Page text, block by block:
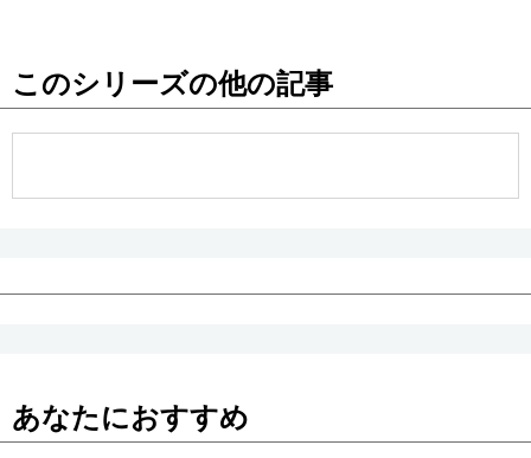
このシリーズの他の記事
あなたにおすすめ